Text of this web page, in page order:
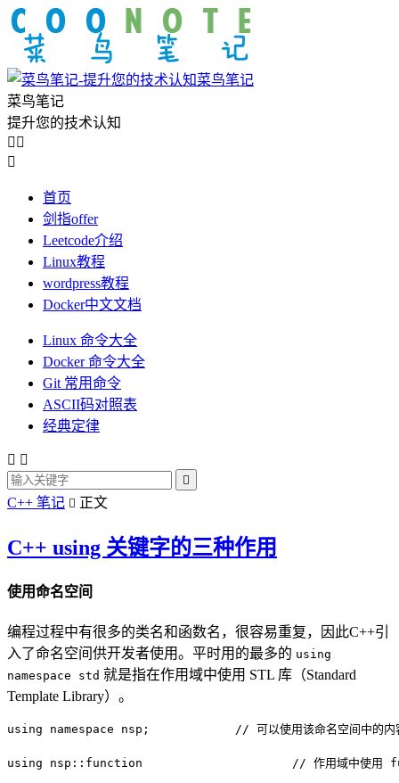
菜鸟笔记
菜鸟笔记
提升您的技术认知
 

首页
剑指offer
Leetcode介绍
Linux教程
wordpress教程
Docker中文文档
Linux 命令大全
Docker 命令大全
Git 常用命令
ASCII码对照表
经典定律
 

C++ 笔记  正文
C++ using 关键字的三种作用
使用命名空间
编程过程中有很多的类名和函数名，很容易重复，因此C++引
入了命名空间供开发者使用。平时用的最多的 using
namespace std 就是指在作用域中使用 STL 库（Standard
Template Library）。
using namespace nsp;		// 可以使用该命名空间中的内容
using nsp::function			// 作用域中使用 function 函数时，会自动调用该命名空间中的该函数